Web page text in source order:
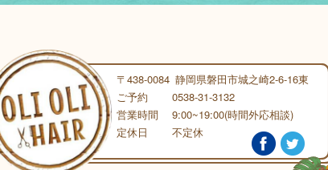
〒438-0084 静岡県磐田市城之崎2-6-16東
ご予約
0538-31-3132
営業時間
9:00~19:00(時間外応相談)
定休日
不定休